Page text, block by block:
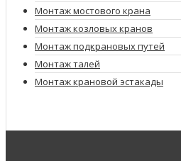
Монтаж мостового крана
Монтаж козловых кранов
Монтаж подкрановых путей
Монтаж талей
Монтаж крановой эстакады